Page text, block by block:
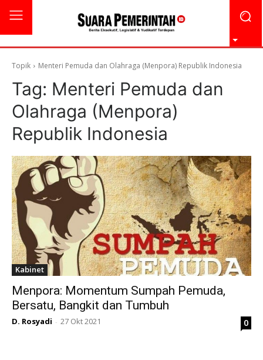
Topik Menteri Pemuda dan Olahraga (Menpora) Republik Indonesia
Tag: Menteri Pemuda dan
Olahraga (Menpora)
Republik Indonesia
Kabinet
Menpora: Momentum Sumpah Pemuda,
Bersatu, Bangkit dan Tumbuh
D. Rosyadi - 27 Okt 2021 0